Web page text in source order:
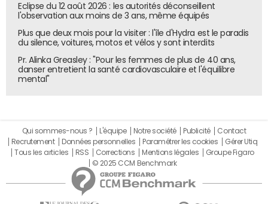
Eclipse du 12 août 2026 : les autorités déconseillent
l'observation aux moins de 3 ans, même équipés
Plus que deux mois pour la visiter : l'île d'Hydra est le paradis
du silence, voitures, motos et vélos y sont interdits
Pr. Alinka Greasley : "Pour les femmes de plus de 40 ans,
danser entretient la santé cardiovasculaire et l'équilibre
mental"
Qui sommes-nous ? L'équipe Notre société Publicité
Contact
Recrutement
Données personnelles Paramétrer les cookies
Gérer Utiq
Tous les articles
RSS Corrections Mentions légales
Groupe Figaro
© 2025 CCM Benchmark